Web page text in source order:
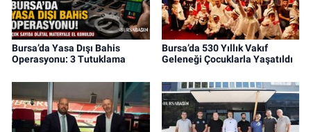
Bursa’da Yasa Dışı Bahis
Operasyonu: 3 Tutuklama
Bursa’da 530 Yıllık Vakıf
Geleneği Çocuklarla Yaşatıldı